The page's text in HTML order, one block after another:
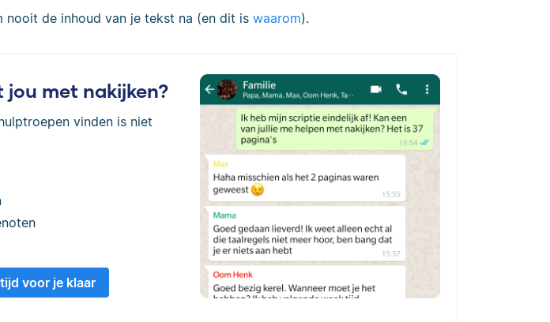
nooit de inhoud van je tekst na (en dit is waarom).
jou met nakijken?
vinden is niet
voor je klaar